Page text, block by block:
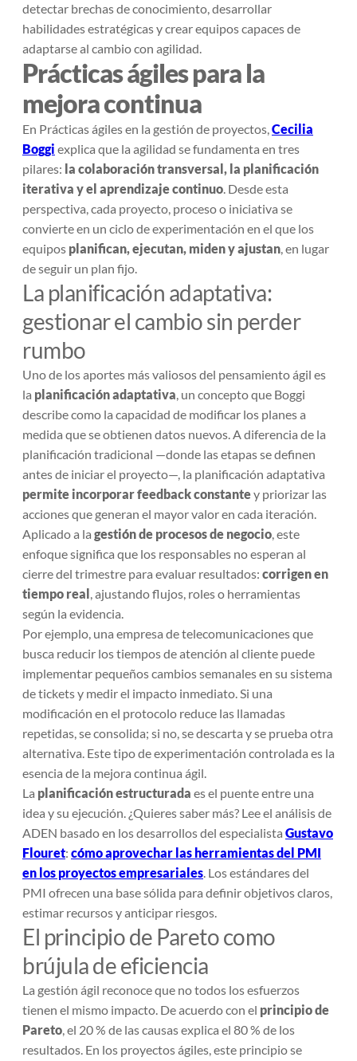
detectar brechas de conocimiento, desarrollar
habilidades estratégicas y crear equipos capaces de
adaptarse al cambio con agilidad.
Prácticas ágiles para la
mejora continua
En Prácticas ágiles en la gestión de proyectos,Cecilia
Boggi explica que la agilidad se fundamenta en tres
pilares: la colaboración transversal, la planificación
iterativa y el aprendizaje continuo. Desde esta
perspectiva, cada proyecto, proceso o iniciativa se
convierte en un ciclo de experimentación en el que los
equipos planifican, ejecutan, miden y ajustan, en lugar
de seguir un plan fijo.
La planificación adaptativa:
gestionar el cambio sin perder
rumbo
Uno de los aportes más valiosos del pensamiento ágil es
la planificación adaptativa, un concepto que Boggi
describe como la capacidad de modificar los planes a
medida que se obtienen datos nuevos. A diferencia de la
planificación tradicional —donde las etapas se definen
antes de iniciar el proyecto—, la planificación adaptativa
permite incorporar feedback constantey priorizar las
acciones que generan el mayor valor en cada iteración.
Aplicado a la gestión de procesos de negocio, este
enfoque significa que los responsables no esperan al
cierre del trimestre para evaluar resultados: corrigen en
tiempo real, ajustando flujos, roles o herramientas
según la evidencia.
Por ejemplo, una empresa de telecomunicaciones que
busca reducir los tiempos de atención al cliente puede
implementar pequeños cambios semanales en su sistema
de tickets y medir el impacto inmediato. Si una
modificación en el protocolo reduce las llamadas
repetidas, se consolida; si no, se descarta y se prueba otra
alternativa. Este tipo de experimentación controlada es la
esencia de la mejora continua ágil.
La planificación estructurada es el puente entre una
idea y su ejecución. ¿Quieres saber más? Lee el análisis de
ADEN basado en los desarrollos del especialista Gustavo
Flouret: cómo aprovechar las herramientas del PMI
en los proyectos empresariales. Los estándares del
PMI ofrecen una base sólida para definir objetivos claros,
estimar recursos y anticipar riesgos.
El principio de Pareto como
brújula de eficiencia
La gestión ágil reconoce que no todos los esfuerzos
tienen el mismo impacto. De acuerdo con el principio de
Pareto, el 20 % de las causas explica el 80 % de los
resultados. En los proyectos ágiles, este principio se